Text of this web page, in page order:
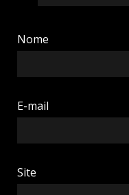
Nome
E-mail
Site